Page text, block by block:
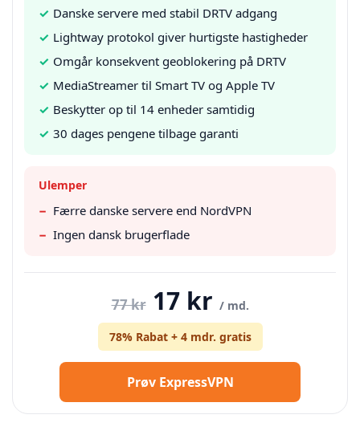
✓ Danske servere med stabil DRTV adgang
✓ Lightway protokol giver hurtigste hastigheder
✓ Omgår konsekvent geoblokering på DRTV
✓ MediaStreamer til Smart TV og Apple TV
✓ Beskytter op til 14 enheder samtidig
✓ 30 dages pengene tilbage garanti
Ulemper
− Færre danske servere end NordVPN
− Ingen dansk brugerflade
77 kr17 kr / md.
78% Rabat + 4 mdr. gratis
Prøv ExpressVPN